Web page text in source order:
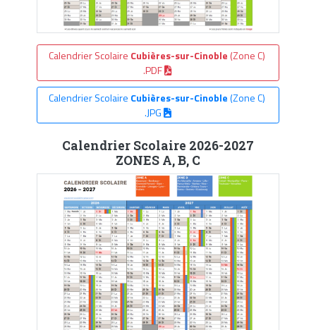
Calendrier Scolaire Cubières-sur-Cinoble (Zone C)
.PDF
Calendrier Scolaire Cubières-sur-Cinoble(Zone C)
.JPG
Calendrier Scolaire 2026-2027
ZONES A, B, C